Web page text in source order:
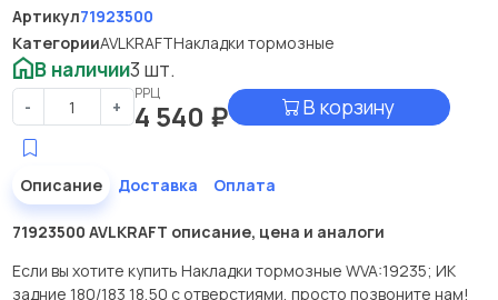
Артикул71923500
КатегорииAVLKRAFTНакладки тормозные
В наличии3 шт.
- +
РРЦ
4 540 ₽ В корзину
Описание Доставка Оплата
71923500 AVLKRAFT описание, цена и аналоги
Если вы хотите купить Накладки тормозные WVA:19235; ИК
задние 180/183 18,50 с отверстиями, просто позвоните нам!